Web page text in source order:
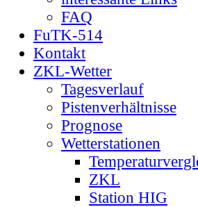
FAQ
FuTK-514
Kontakt
ZKL-Wetter
Tagesverlauf
Pistenverhältnisse
Prognose
Wetterstationen
ZKL
Station HIG